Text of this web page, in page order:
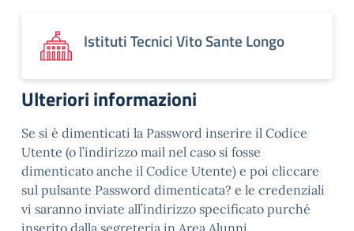
Istituti Tecnici Vito Sante Longo
Ulteriori informazioni
Se si è dimenticati la Password inserire il Codice
Utente (o l’indirizzo mail nel caso si fosse
dimenticato anche il Codice Utente) e poi cliccare
sul pulsante Password dimenticata? e le credenziali
vi saranno inviate all’indirizzo specificato purché
inserito dalla segreteria in Area Alunni